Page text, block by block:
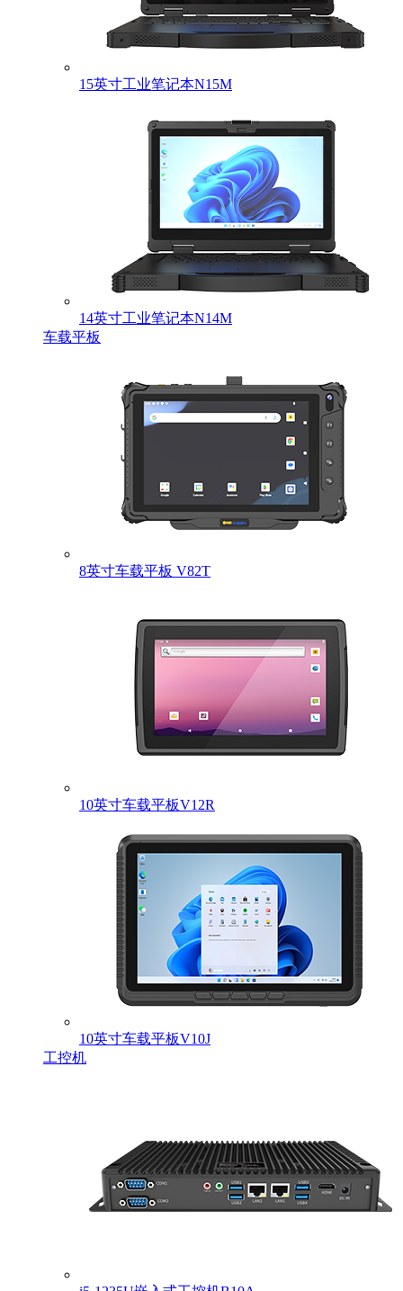
15英寸工业笔记本N15M
14英寸工业笔记本N14M
车载平板
8英寸车载平板 V82T
10英寸车载平板V12R
10英寸车载平板V10J
工控机